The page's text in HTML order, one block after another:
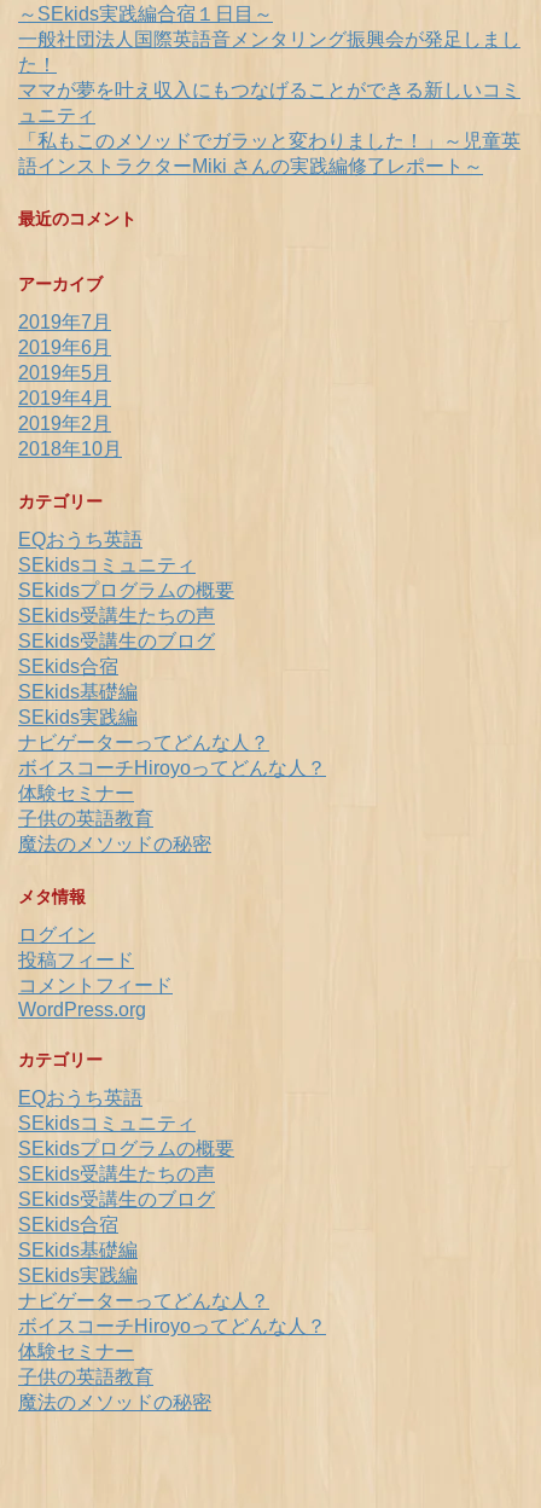
～SEkids実践編合宿１日目～
一般社団法人国際英語音メンタリング振興会が発足しまし
た！
ママが夢を叶え収入にもつなげることができる新しいコミ
ュニティ
「私もこのメソッドでガラッと変わりました！」～児童英
語インストラクターMiki さんの実践編修了レポート～
最近のコメント
アーカイブ
2019年7月
2019年6月
2019年5月
2019年4月
2019年2月
2018年10月
カテゴリー
EQおうち英語
SEkidsコミュニティ
SEkidsプログラムの概要
SEkids受講生たちの声
SEkids受講生のブログ
SEkids合宿
SEkids基礎編
SEkids実践編
ナビゲーターってどんな人？
ボイスコーチHiroyoってどんな人？
体験セミナー
子供の英語教育
魔法のメソッドの秘密
メタ情報
ログイン
投稿フィード
コメントフィード
WordPress.org
カテゴリー
EQおうち英語
SEkidsコミュニティ
SEkidsプログラムの概要
SEkids受講生たちの声
SEkids受講生のブログ
SEkids合宿
SEkids基礎編
SEkids実践編
ナビゲーターってどんな人？
ボイスコーチHiroyoってどんな人？
体験セミナー
子供の英語教育
魔法のメソッドの秘密